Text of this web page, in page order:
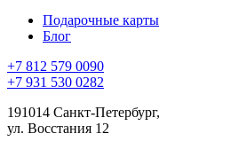
Подарочные карты
Блог
+7 812 579 0090
+7 931 530 0282
191014 Санкт-Петербург,
ул. Восстания 12